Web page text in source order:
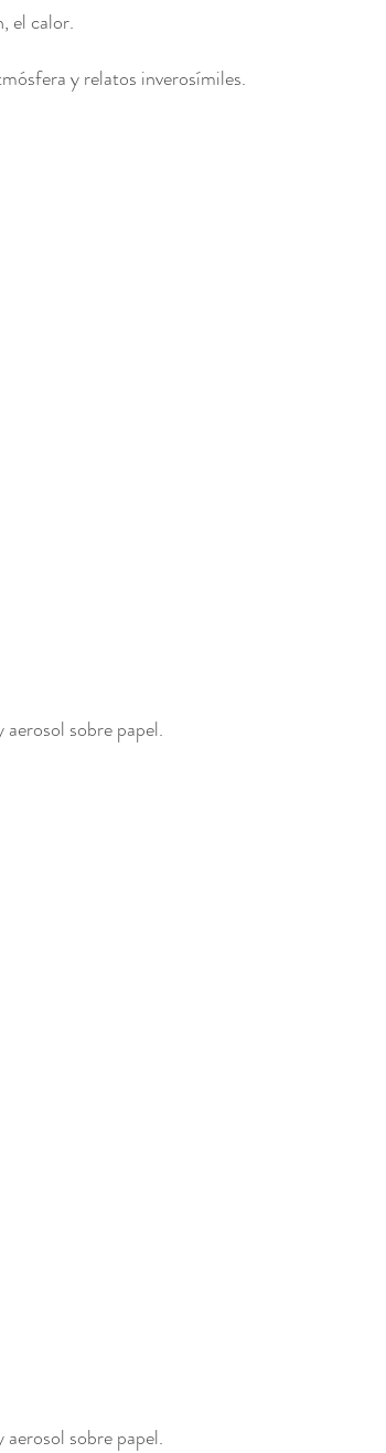
el calor.
y relatos inverosímiles.
sobre papel.
sobre papel.